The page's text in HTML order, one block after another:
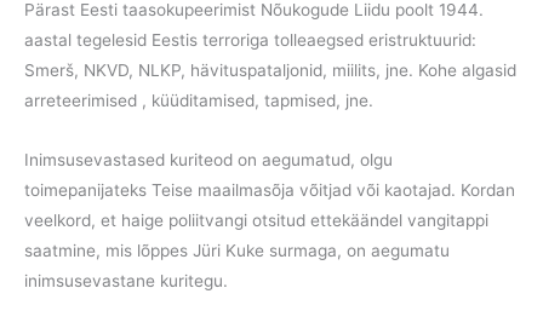
Pärast Eesti taasokupeerimist Nõukogude Liidu poolt 1944.
aastal tegelesid Eestis terroriga tolleaegsed eristruktuurid:
Smerš, NKVD, NLKP, hävituspataljonid, miilits, jne. Kohe algasid
arreteerimised , küüditamised, tapmised, jne.
Inimsusevastased kuriteod on aegumatud, olgu
toimepanijateks Teise maailmasõja võitjad või kaotajad. Kordan
veelkord, et haige poliitvangi otsitud ettekäändel vangitappi
saatmine, mis lõppes Jüri Kuke surmaga, on aegumatu
inimsusevastane kuritegu.